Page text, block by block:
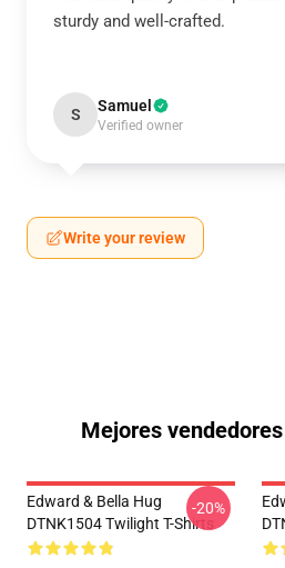
sturdy and well-crafted.
S Samuel
Verified owner
Write your review
Mejores
Edward & Bella Hug
DTNK1504 Twilight T-Shirts
-20%